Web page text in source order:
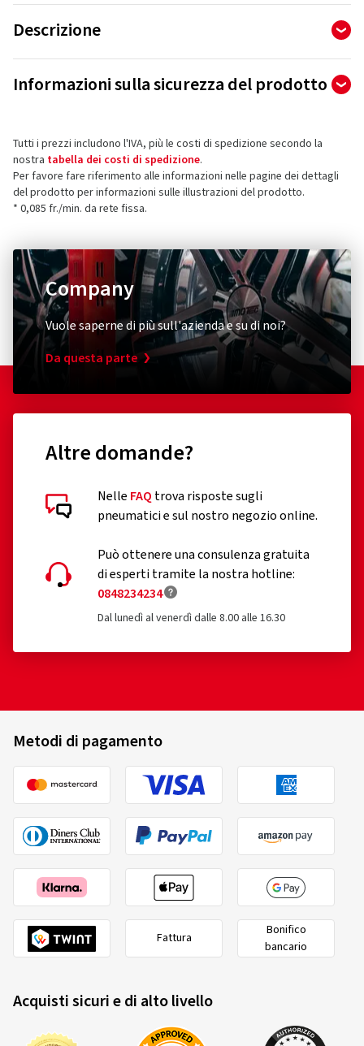
Descrizione
Profilo di prima classe con prestazioni eccellenti su qualsiasi
terreno
maggiore comfort di guida.
- Design del profilo “testato in campionato” con eccellente
resistenza alle forature
- Aderenza sicura e grande comfort di guida su strada, su
terreni irregolari, fango e neve
- Blocchi del battistrada più larghi e resistenti con trazione
eccellente in fase di accelerazione e frenata, riducono il
rollio
- Mescola speciale con aderenza superiore alla media e
- Scritta bicolore sul fianco per una maggiore attrattiva
Informazioni sulla sicurezza del prodotto
Maxxis Tech Center Europe B.V.
Neutronenlaan 7
5405NG Uden
Paesi Bassi
Contatto per la sicurezza dei prodotti (non
assistenza clienti)
E-mail:regulation@maxxistce.nl
Tutti i prezzi includono l'IVA, più le costi di spedizione secondo la
nostra tabella dei costi di spedizione.
Per favore fare riferimento alle informazioni nelle pagine dei dettagli
del prodotto per informazioni sulle illustrazioni del prodotto.
* 0,085 fr./min. da rete fissa.
Company
Vuole saperne di più sull'azienda e su di noi?
Da questa parte
Altre domande?
Nelle FAQ trova risposte sugli
pneumatici e sul nostro negozio online.
Può ottenere una consulenza gratuita
di esperti tramite la nostra hotline:
0848234234
Dal lunedì al venerdì dalle 8.00 alle 16.30
Metodi di pagamento
Fattura
Bonifico
bancario
Acquisti sicuri e di alto livello